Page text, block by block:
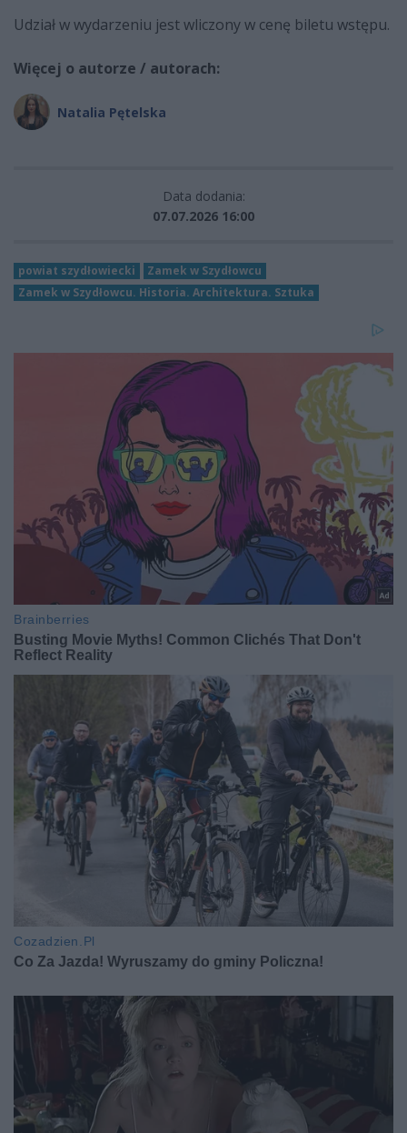
Udział w wydarzeniu jest wliczony w cenę biletu wstępu.
Więcej o autorze / autorach:
Natalia Pętelska
Data dodania:
07.07.2026 16:00
powiat szydłowiecki
Zamek w Szydłowcu
Zamek w Szydłowcu. Historia. Architektura. Sztuka